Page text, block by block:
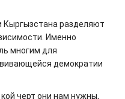
Кыргызстана разделяют
Именно
многим для
демократии
черт они нам нужны,